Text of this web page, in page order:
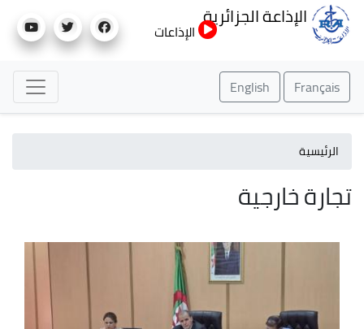
إلى
الإذاعة الجزائرية
الإذاعات
Français
English
الرئيسية
تجارة خارجية